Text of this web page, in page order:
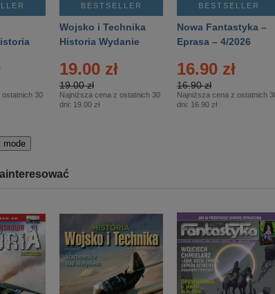
ostatnich 30
BESTSELLER
Wojsko i Technika
Historia Wydanie
– 2/2026
19.00 zł
19.00 zł
Najniższa cena z ostatnich 30
dni: 19.00 zł
BESTSELLER
Nowa Fantastyka –
Eprasa – 4/2026
16.90 zł
16.90 zł
Najniższa cena z ostatnich
dni: 16.90 zł
mode